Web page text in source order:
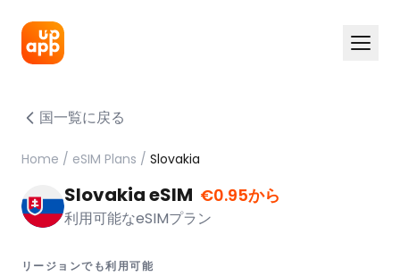
国一覧に戻る
Home / eSIM Plans / Slovakia
Slovakia eSIM €0.95から
利用可能なeSIMプラン
リージョンでも利用可能